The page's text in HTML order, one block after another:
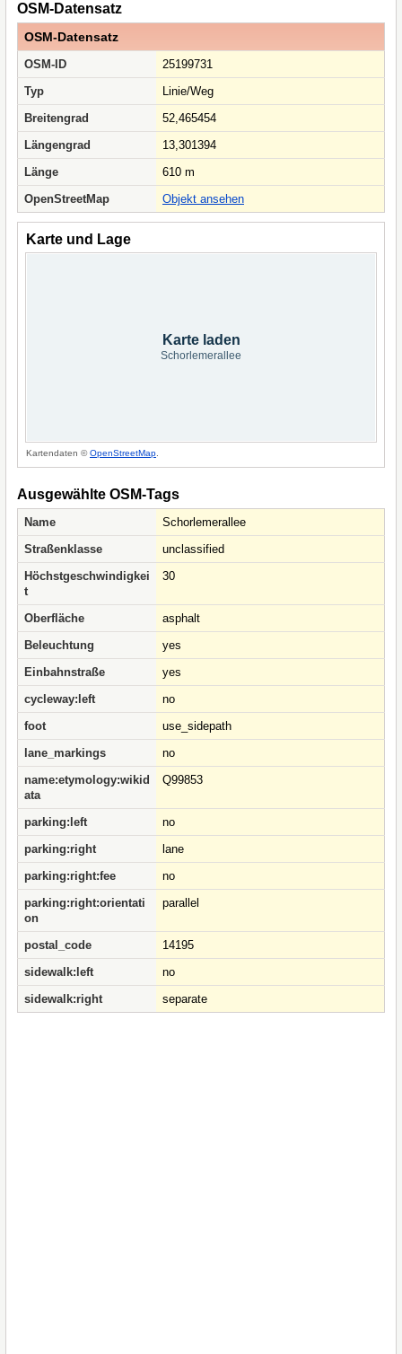
OSM-Datensatz
OSM-Datensatz
OSM-ID
25199731
Typ
Linie/Weg
Breitengrad
52,465454
Längengrad
13,301394
Länge
610 m
OpenStreetMap
Objekt ansehen
Karte und Lage
Karte laden
Schorlemerallee
Kartendaten ©OpenStreetMap
Ausgewählte OSM-Tags
Name
Schorlemerallee
Straßenklasse
unclassified
Höchstgeschwindigkei
t
30
Oberfläche
asphalt
Beleuchtung
yes
Einbahnstraße
yes
cycleway:left
no
foot
use_sidepath
lane_markings
no
name:etymology:wikid
ata
Q99853
parking:left
no
parking:right
lane
parking:right:fee
no
parking:right:orientati
on
parallel
postal_code
14195
sidewalk:left
no
sidewalk:right
separate